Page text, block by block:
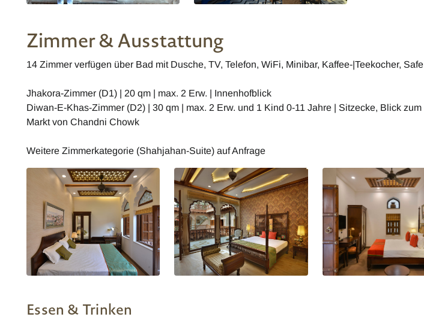
Zimmer & Ausstattung
14 Zimmer verfügen über Bad mit Dusche, TV, Telefon, WiFi, Minibar, Kaffee-|Teekocher, Safe
Jhakora-Zimmer (D1) | 20 qm | max. 2 Erw. | Innenhofblick
Diwan-E-Khas-Zimmer (D2) | 30 qm | max. 2 Erw. und 1 Kind 0-11 Jahre | Sitzecke, Blick zum
Markt von Chandni Chowk
Weitere Zimmerkategorie (Shahjahan-Suite) auf Anfrage
Essen & Trinken